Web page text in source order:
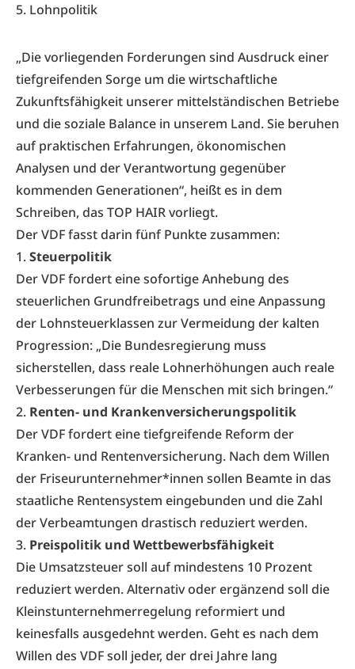
5. Lohnpolitik
„Die vorliegenden Forderungen sind Ausdruck einer
tiefgreifenden Sorge um die wirtschaftliche
Zukunftsfähigkeit unserer mittelständischen Betriebe
und die soziale Balance in unserem Land. Sie beruhen
auf praktischen Erfahrungen, ökonomischen
Analysen und der Verantwortung gegenüber
kommenden Generationen“, heißt es in dem
Schreiben, das TOP HAIR vorliegt.
DerVDFfasst darin fünf Punkte zusammen:
1.Steuerpolitik
Der VDF fordert eine sofortige Anhebung des
steuerlichen Grundfreibetrags und eine Anpassung
der Lohnsteuerklassen zur Vermeidung der kalten
Progression: „Die Bundesregierung muss
sicherstellen, dass reale Lohnerhöhungen auch reale
Verbesserungen für die Menschen mit sich bringen.“
2. Renten- und Krankenversicherungspolitik
Der VDF fordert eine tiefgreifende Reform der
Kranken- und Rentenversicherung. Nach dem Willen
der Friseurunternehmer*innen sollen Beamte in das
staatliche Rentensystem eingebunden und die Zahl
der Verbeamtungen drastisch reduziert werden.
3. Preispolitik und Wettbewerbsfähigkeit
Die Umsatzsteuer soll auf mindestens 10 Prozent
reduziert werden. Alternativ oder ergänzend soll die
Kleinstunternehmerregelung reformiert und
keinesfalls ausgedehnt werden. Geht es nach dem
Willen des VDF soll jeder, der drei Jahre lang